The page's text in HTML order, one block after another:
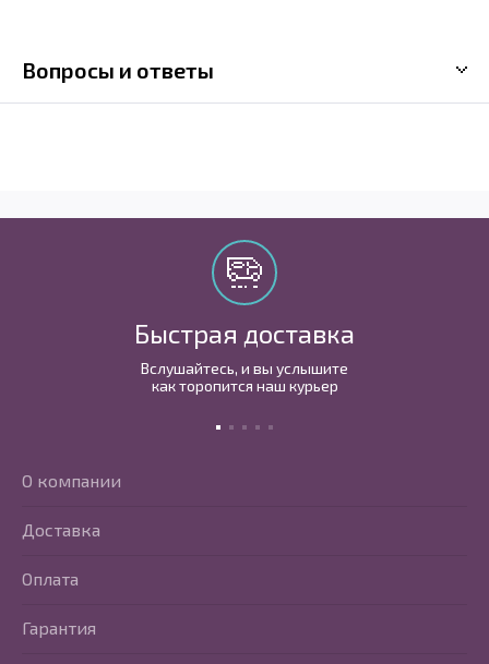
Вопросы и ответы
Быстрая доставка
Вслушайтесь, и вы услышите
как торопится наш курьер
О компании
Доставка
Оплата
Гарантия